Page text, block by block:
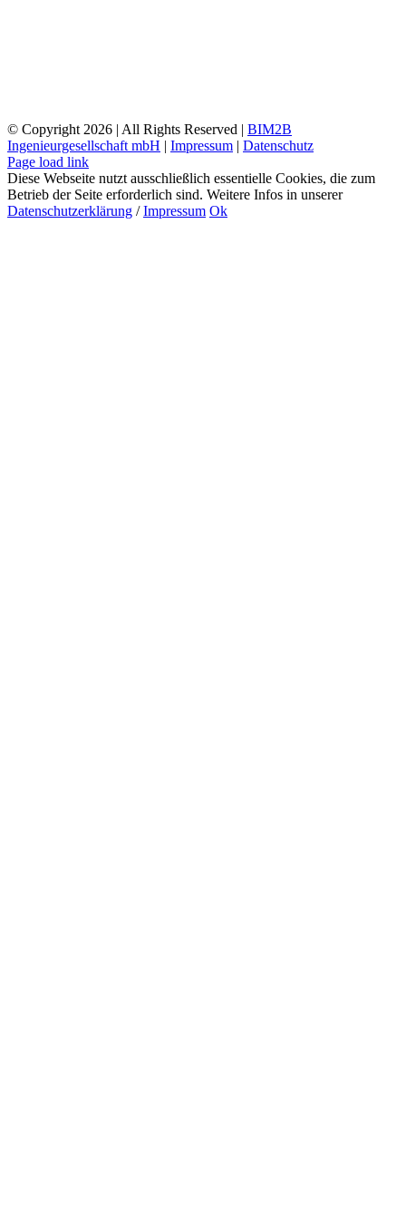
© Copyright 2026 | All Rights Reserved | BIM2B
Ingenieurgesellschaft mbH | Impressum | Datenschutz
Page load link
Diese Webseite nutzt ausschließlich essentielle Cookies, die zum
Betrieb der Seite erforderlich sind. Weitere Infos in unserer
Datenschutzerklärung /Impressum Ok